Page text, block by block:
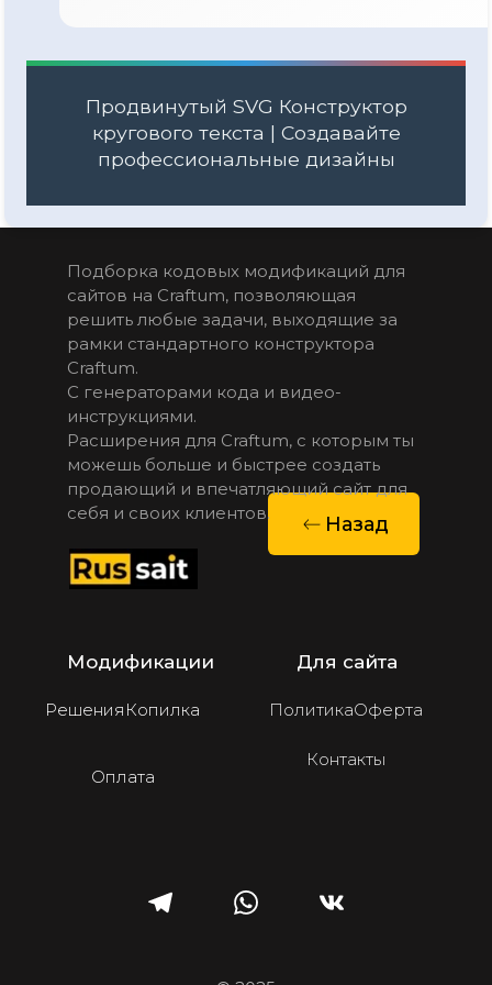
Продвинутый SVG Конструктор
кругового текста | Создавайте
профессиональные дизайны
Решения Копилка
Оплата
Назад
Модификации
ПолитикаОферта
Контакты
Подборка кодовых модификаций для
сайтов на Craftum, позволяющая
решить любые задачи, выходящие за
рамки стандартного конструктора
Craftum.
С генераторами кода и видео-
инструкциями.
Расширения для Craftum, с которым ты
можешь больше и быстрее создать
продающий и впечатляющий сайт для
себя и своих клиентов.
Для сайта